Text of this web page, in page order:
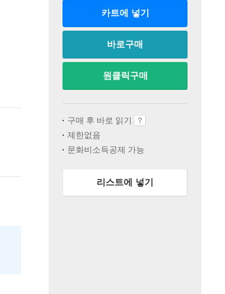
카트에 넣기
바로구매
원클릭구매
구매 후 바로 읽기
제한없음
문화비소득공제 가능
리스트에 넣기